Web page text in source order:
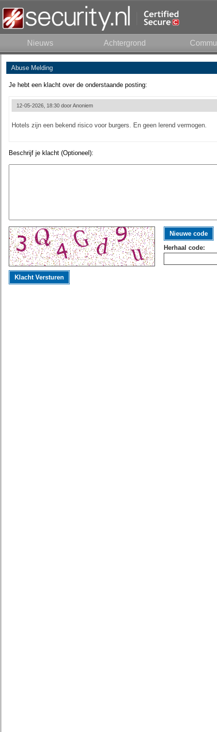
Nieuws Achtergrond
Abuse Melding
Je hebt een klacht over de onderstaande posting:
12-05-2026, 18:30 doorAnoniem
Hotels zijn een bekend risico voor burgers. En geen lerend vermogen.
Beschrijf je klacht (Optioneel):
Nieuwe code
Herhaal code:
Klacht Versturen